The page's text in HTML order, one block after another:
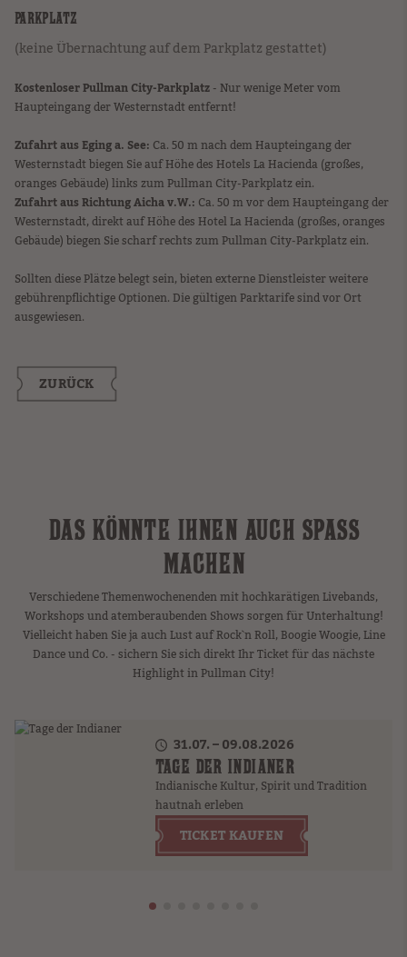
PARKPLATZ
(keine Übernachtung auf dem Parkplatz gestattet)
Kostenloser Pullman City-Parkplatz- Nur wenige Meter vom
Haupteingang der Westernstadt entfernt!
Zufahrt aus Eging a. See: Ca. 50 m nach dem Haupteingang der
Westernstadt biegen Sie auf Höhe des Hotels La Hacienda (großes,
oranges Gebäude) links zum Pullman City-Parkplatz ein.
Zufahrt aus Richtung Aicha v.W.: Ca. 50 m vor dem Haupteingang der
Westernstadt, direkt auf Höhe des Hotel La Hacienda (großes, oranges
Gebäude) biegen Sie scharf rechts zum Pullman City-Parkplatz ein.
Sollten diese Plätze belegt sein, bieten externe Dienstleister weitere
gebührenpflichtige Optionen. Die gültigen Parktarife sind vor Ort
ausgewiesen.
ZURÜCK
DAS KÖNNTE IHNEN AUCH SPASS M
ACHEN
Verschiedene Themenwochenenden mit hochkarätigen Livebands,
Workshops und atemberaubenden Shows sorgen für Unterhaltung!
Vielleicht haben Sie ja auch Lust auf Rock`n Roll, Boogie Woogie, Line
Dance und Co. - sichern Sie sich direkt Ihr Ticket für das nächste
Highlight in Pullman City!
31.07. – 09.08.2026
TAGE DER INDIANER
Indianische Kultur, Spirit und Tradition
hautnah erleben
TICKET KAUFEN